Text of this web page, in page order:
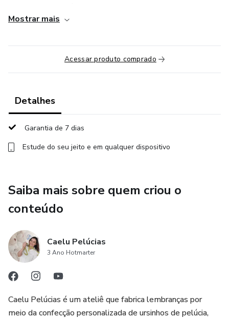
processo de produção.
Seja super bem-vinda a família Caelu Pelúcias e quero te
ver na sala de aula.
Mostrar mais
Acessar produto comprado
Detalhes
Garantia de 7 dias
Estude do seu jeito e em qualquer dispositivo
Saiba mais sobre quem criou o
conteúdo
Caelu Pelúcias
3 Ano Hotmarter
Caelu Pelúcias é um ateliê que fabrica lembranças por
meio da confecção personalizada de ursinhos de pelúcia,